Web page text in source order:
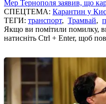
Мер Тернополя заявив, що
СПЕЦТЕМА: Карантин у
ТЕГИ: транспорт, Трамвай,
Якщо ви помітили помилку,
натисніть Ctrl + Enter, щоб